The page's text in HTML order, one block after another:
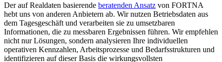
Der auf Realdaten basierende beratenden Ansatz von FORTNA
hebt uns von anderen Anbietern ab. Wir nutzen Betriebsdaten aus
dem Tagesgeschäft und verarbeiten sie zu umsetzbaren
Informationen, die zu messbaren Ergebnissen führen. Wir empfehlen
nicht nur Lösungen, sondern analysieren Ihre individuellen
operativen Kennzahlen, Arbeitsprozesse und Bedarfsstrukturen und
identifizieren auf dieser Basis die wirkungsvollsten